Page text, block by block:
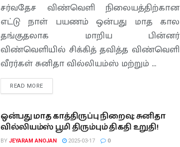
சர்வதேச விண்வெளி நிலையத்திற்கான
எட்டு நாள் பயணம் ஒன்பது மாத கால
தங்குதலாக மாறிய பின்னர்
விண்வெளியில் சிக்கித் தவித்த விண்வெளி
வீரர்கள் சுனிதா வில்லியம்ஸ் மற்றும் ...
READ MORE
ஒன்பது மாத காத்திருப்பு நிறைவு; சுனிதா
வில்லியம்ஸ் பூமி திரும்பும் திகதி உறுதி!
BY JEYARAM ANOJAN 2025-03-17 0